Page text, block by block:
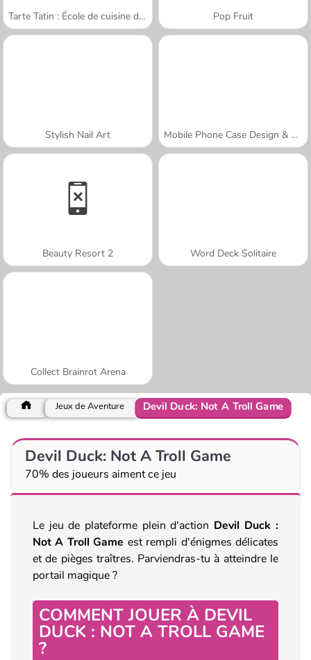
Tarte Tatin : École de cuisine de Sara Pop Fruit
Stylish Nail Art Mobile Phone Case Design & DIY
Beauty Resort 2 Word Deck Solitaire
Collect Brainrot Arena
Jeux de Aventure Devil Duck: Not A Troll Game
Devil Duck: Not A Troll Game
70% des joueurs aiment ce jeu
Le jeu de plateforme plein d'action Devil Duck :
Not A Troll Game est rempli d'énigmes délicates
et de pièges traîtres. Parviendras-tu à atteindre le
portail magique ?
COMMENT JOUER À DEVIL
DUCK : NOT A TROLL GAME
?